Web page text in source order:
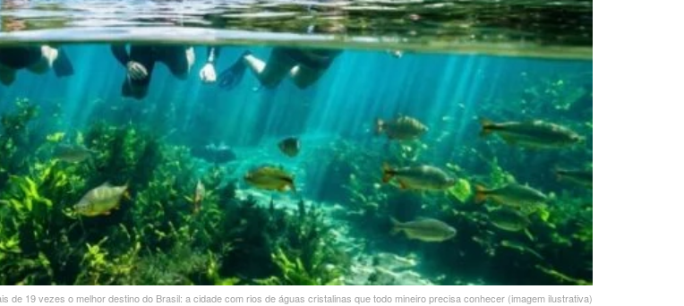
de 19 vezes o melhor destino do Brasil: a cidade com rios de águas cristalinas que todo mineiro precisa conhecer (imagem ilustrativa)